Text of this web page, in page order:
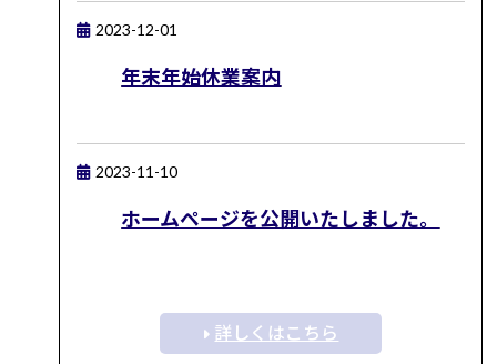
ホンカードございましたら、
せ。 岡山市、倉敷市、津山
市、和気町、早島町、里庄
町、勝央町、奈義町、西粟倉
2023-12-01
年末年始休業案内
2023-11-10
ホームページを公開いたしました。
詳しくはこちら